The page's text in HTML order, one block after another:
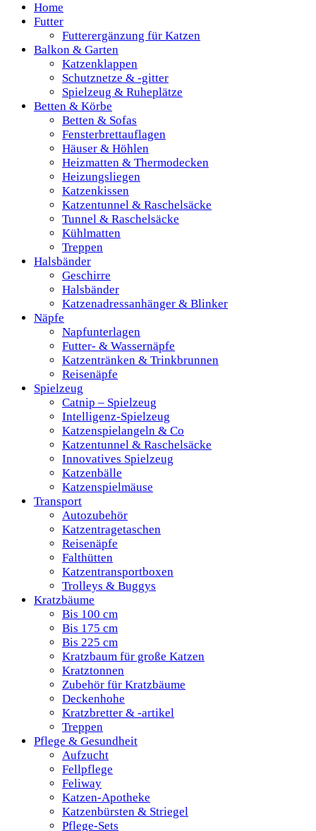
Home
Futter
Futterergänzung für Katzen
Balkon & Garten
Katzenklappen
Schutznetze & -gitter
Spielzeug & Ruheplätze
Betten & Körbe
Betten & Sofas
Fensterbrettauflagen
Häuser & Höhlen
Heizmatten & Thermodecken
Heizungsliegen
Katzenkissen
Katzentunnel & Raschelsäcke
Tunnel & Raschelsäcke
Kühlmatten
Treppen
Halsbänder
Geschirre
Halsbänder
Katzenadressanhänger & Blinker
Näpfe
Napfunterlagen
Futter- & Wassernäpfe
Katzentränken & Trinkbrunnen
Reisenäpfe
Spielzeug
Catnip – Spielzeug
Intelligenz-Spielzeug
Katzenspielangeln & Co
Katzentunnel & Raschelsäcke
Innovatives Spielzeug
Katzenbälle
Katzenspielmäuse
Transport
Autozubehör
Katzentragetaschen
Reisenäpfe
Falthütten
Katzentransportboxen
Trolleys & Buggys
Kratzbäume
Bis 100 cm
Bis 175 cm
Bis 225 cm
Kratzbaum für große Katzen
Kratztonnen
Zubehör für Kratzbäume
Deckenhohe
Kratzbretter & -artikel
Treppen
Pflege & Gesundheit
Aufzucht
Fellpflege
Feliway
Katzen-Apotheke
Katzenbürsten & Striegel
Pflege-Sets